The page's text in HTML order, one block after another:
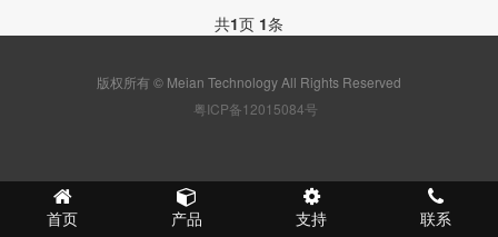
共1页 1条
版权所有 © Meian Technology All Rights Reserved
粤ICP备12015084号
首页 产品 支持 联系